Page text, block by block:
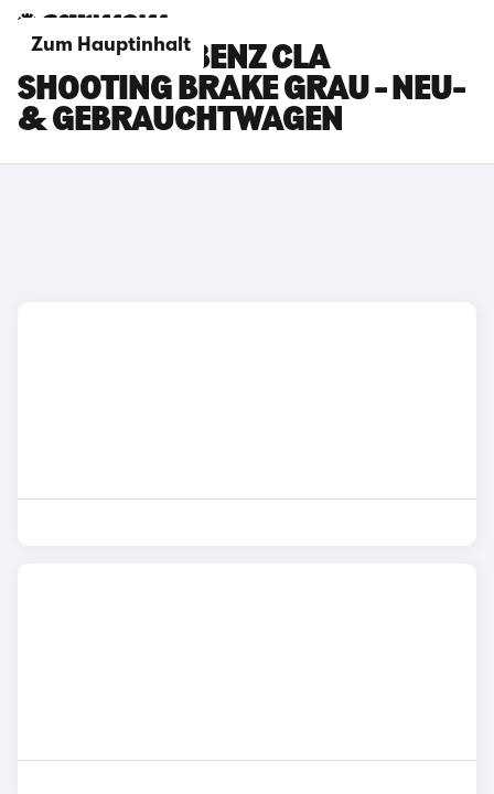
Zum Hauptinhalt
MERCEDES-BENZ CLA
SHOOTING BRAKE GRAU - NEU-
& GEBRAUCHTWAGEN